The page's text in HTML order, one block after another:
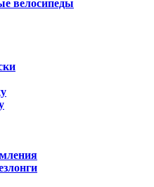
велосипеды